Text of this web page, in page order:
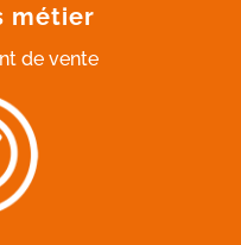
métier
de vente